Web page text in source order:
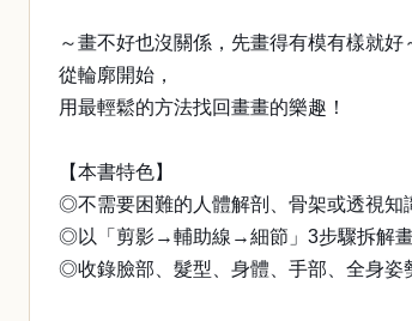
～畫不好也沒關係，先畫得有模有樣就好
從輪廓開始，
用最輕鬆的方法找回畫畫的樂趣！
【本書特色】
◎不需要困難的人體解剖、骨架或透視知
◎以「剪影→輔助線→細節」3步驟拆解畫
◎收錄臉部、髮型、身體、手部、全身姿